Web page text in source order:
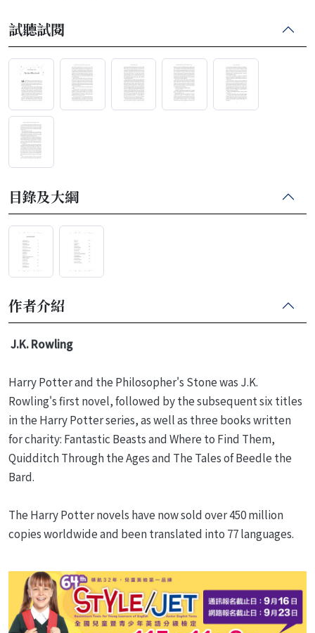
試聽試閱
目錄及大綱
作者介紹
J.K. Rowling
Harry Potter and the Philosopher's Stone was J.K.
Rowling's first novel, followed by the subsequent six titles
in the Harry Potter series, as well as three books written
for charity: Fantastic Beasts and Where to Find Them,
Quidditch Through the Ages and The Tales of Beedle the
Bard.
The Harry Potter novels have now sold over 450 million
copies worldwide and been translated into 77 languages.